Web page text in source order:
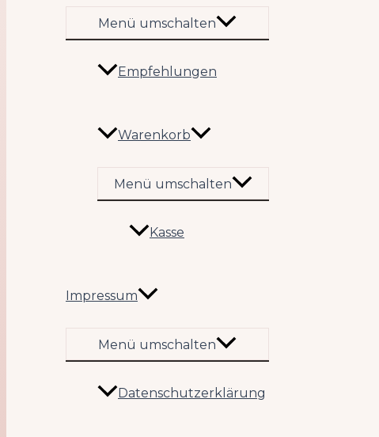
Menü umschalten
Empfehlungen
Warenkorb
Menü umschalten
Kasse
Impressum
Menü umschalten
Datenschutzerklärung